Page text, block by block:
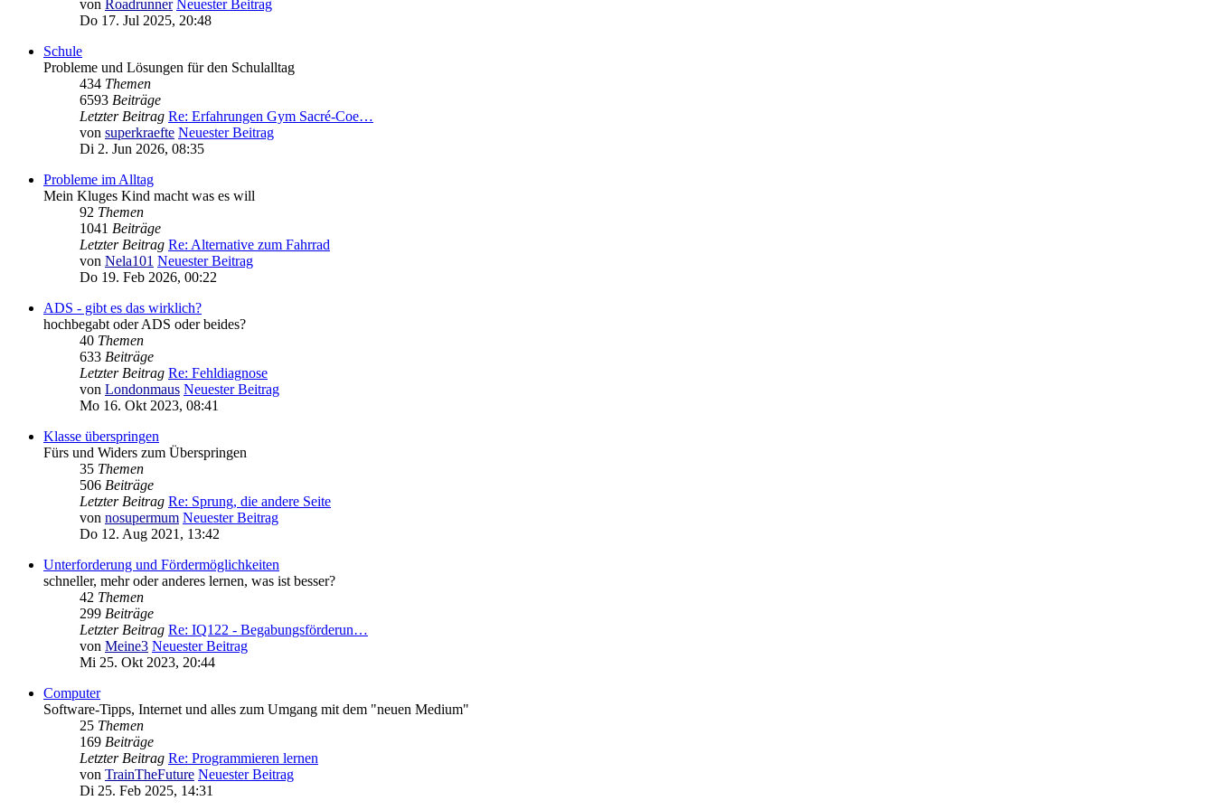
von Roadrunner Neuester Beitrag
Do 17. Jul 2025, 20:48
Schule
Probleme und Lösungen für den Schulalltag
434 Themen
6593 Beiträge
Letzter Beitrag Re: Erfahrungen Gym Sacré-Coe…
von superkraefte Neuester Beitrag
Di 2. Jun 2026, 08:35
Probleme im Alltag
Mein Kluges Kind macht was es will
92 Themen
1041 Beiträge
Letzter Beitrag Re: Alternative zum Fahrrad
von Nela101 Neuester Beitrag
Do 19. Feb 2026, 00:22
ADS - gibt es das wirklich?
hochbegabt oder ADS oder beides?
40 Themen
633 Beiträge
Letzter Beitrag Re: Fehldiagnose
von Londonmaus Neuester Beitrag
Mo 16. Okt 2023, 08:41
Klasse überspringen
Fürs und Widers zum Überspringen
35 Themen
506 Beiträge
Letzter Beitrag Re: Sprung, die andere Seite
von nosupermum Neuester Beitrag
Do 12. Aug 2021, 13:42
Unterforderung und Fördermöglichkeiten
schneller, mehr oder anderes lernen, was ist besser?
42 Themen
299 Beiträge
Letzter Beitrag Re: IQ122 - Begabungsförderun…
von Meine3 Neuester Beitrag
Mi 25. Okt 2023, 20:44
Computer
Software-Tipps, Internet und alles zum Umgang mit dem "neuen Medium"
25 Themen
169 Beiträge
Letzter Beitrag Re: Programmieren lernen
von TrainTheFuture Neuester Beitrag
Di 25. Feb 2025, 14:31